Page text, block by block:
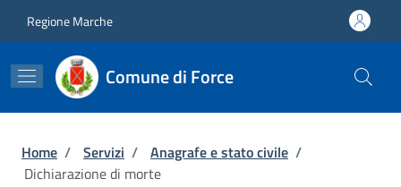
Regione Marche
Comune di Force
Briciole di pane
Home / Servizi / Anagrafe e stato civile /
Dichiarazione di morte